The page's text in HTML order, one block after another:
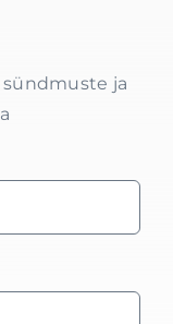
sündmuste ja